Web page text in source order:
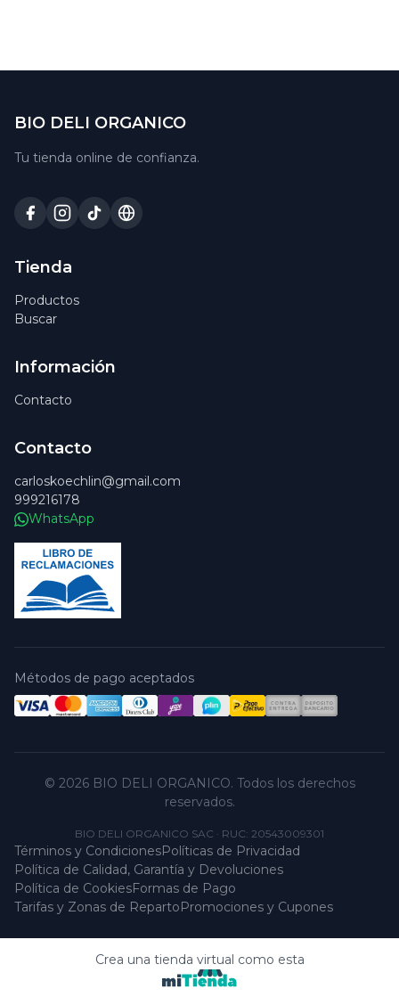
BIO DELI ORGANICO
Tu tienda online de confianza.
Tienda
Productos
Buscar
Información
Contacto
Contacto
carloskoechlin@gmail.com
999216178
WhatsApp
Métodos de pago aceptados
© 2026 BIO DELI ORGANICO. Todos los derechos
reservados.
BIO DELI ORGANICO SAC · RUC: 20543009301
Términos y CondicionesPolíticas de Privacidad
Política de Calidad, Garantía y Devoluciones
Política de CookiesFormas de Pago
Tarifas y Zonas de RepartoPromociones y Cupones
Crea una tienda virtual como esta